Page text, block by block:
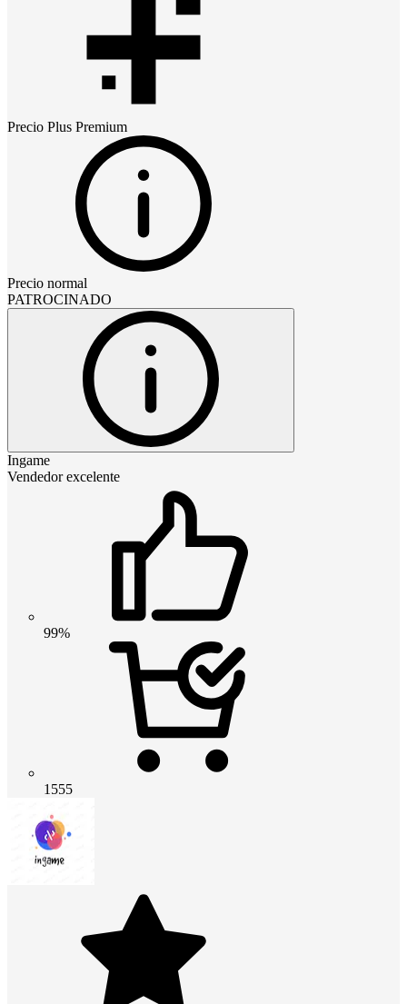
Precio Plus Premium
Precio normal
PATROCINADO
Ingame
Vendedor excelente
99%
1555